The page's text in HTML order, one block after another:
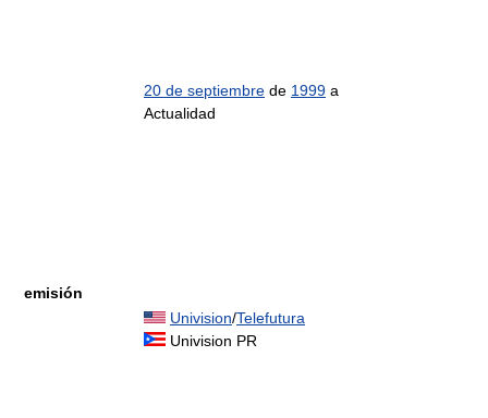
emisión
20 de septiembre de 1999 a
Actualidad
Univision/Telefutura
Univision PR